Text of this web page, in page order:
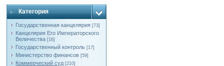
Категория
Государственная канцелярия [73]
Канцелярия Его Императорского
Величества [16]
Государственный контроль [17]
Министерство финансов [59]
Коммерческий суд [210]